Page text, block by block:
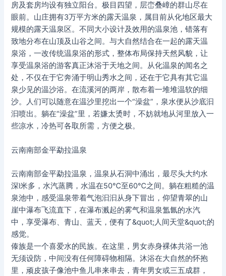
房及套房均设有独立阳台。极目四望，层峦叠嶂的群山尽在
眼前。山庄拥有3万平方米的露天温泉，属目前从化地区最大
规模的露天温泉区。不同大小设计及效用的温泉池，错落有
致地分布在山顶及山谷之间。与大自然结合在一起的露天温
泉浴，一改传统温泉浴的形式，整体布局保持天然风貌，让
享受温泉浴的游客真正沐浴于天地之间。从化温泉的闻名之
处，不仅在于它奔涌于明山秀水之间，还在于它具有其它温
泉少见的温沙浴。在流溪河的两岸，散布着一堆堆温软的细
沙。人们可以随意在温沙里挖出一个“澡盆”，泉水便从沙底汩
汩喷出。躺在“澡盆”里，若嫌太烫时，不妨就地从河里放入一
些凉水，冷热可各取所需，方便之极。
云南南部金平勐拉温泉
云南南部金平勐拉温泉，温泉从石洞中涌出，最尽头大约水
深l米多，水汽蒸腾，水温在50℃至60℃之间。躺在粗糙的温
泉池中，感受温泉带着气泡汩汩从身下冒出，仰望青翠的山
崖中瀑布飞流直下，在瀑布溅起的雾气和温泉氲氤的水汽
中，享受瀑布、青山、蓝天，便有了&quot;人间天堂&quot;的
感觉。
傣族是一个喜爱水的民族。在这里，男女赤身裸体共浴一池
无须设防，中间没有任何障碍物相隔。沐浴在大自然的怀抱
里，顽皮孩子像池中鱼儿串来串去，青年男女或三五成群，